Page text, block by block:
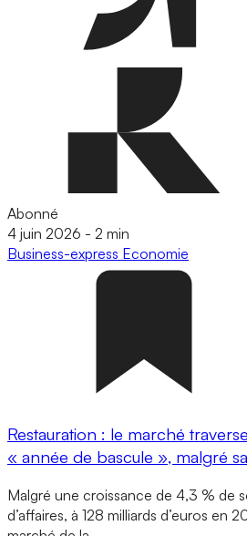
Abonné
4 juin 2026 - 2 min
Business-express Economie
Restauration : le marché
« année de bascule », malgré
Malgré une croissance de 4,3 % de
d’affaires, à 128 milliards d’euros en